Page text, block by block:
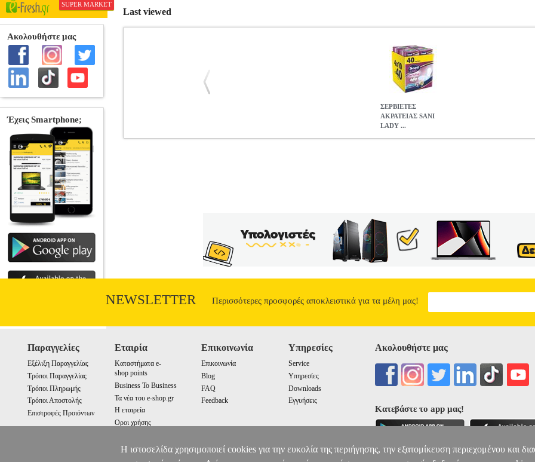
SUPER MARKET
Last viewed
ΣΕΡΒΙΕΤΕΣ
ΑΚΡΑΤΕΙΑΣ SANI
LADY ...
συσκευασία για υγιεινή προστασία και ευκολία στη μεταφορά.• Δερματολογικά ελεγμένες. ΣΕΡΒΙΕΤΕΣ
LARGE 10 TEM 4ΤΜΧ
15.32
NEWSLETTER Περισσότερες προσφορές αποκλειστικά για τα μέλη μας!
Παραγγελίες
Εξέλιξη Παραγγελίας
Τρόποι Παραγγελίας
Τρόποι Πληρωμής
Τρόποι Αποστολής
Επιστροφές Προιόντων
Εταιρία
Καταστήματα e-
shop points
Business To Business
Τα νέα του e-shop.gr
Η εταιρεία
Οροι χρήσης
Επικοινωνία
Επικοινωνία
Blog
FAQ
Feedback
Υπηρεσίες
Service
Υπηρεσίες
Downloads
Εγγυήσεις
Ακολουθήστε μας
Κατεβάστε το app μας!
Η ιστοσελίδα χρησιμοποιεί cookies για την ευκολία της περιήγησης, την εξατομίκευση περιεχομένου και